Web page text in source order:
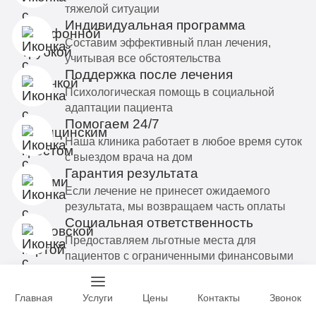
тяжелой ситуации
Индивидуальная программа
Составим эффективный план лечения,
учитывая все обстоятельства
Поддержка после лечения
Психологическая помощь в социальной
адаптации пациента
Помогаем 24/7
Наша клиника работает в любое время суток
с выездом врача на дом
Гарантия результата
Если лечение не принесет ожидаемого
результата, мы возвращаем часть оплаты
Социальная ответственность
Предоставляем льготные места для
пациентов с ограниченными финансовыми
Главная Услуги Цены Контакты Звонок